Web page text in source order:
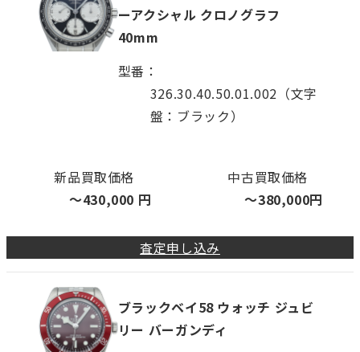
ーアクシャル クロノグラフ
40mm
型番
326.30.40.50.01.002（文字
盤：ブラック）
新品買取価格
〜430,000 円
中古買取価格
〜380,000円
査定申し込み
ブラックベイ58 ウォッチ ジュビ
リー バーガンディ